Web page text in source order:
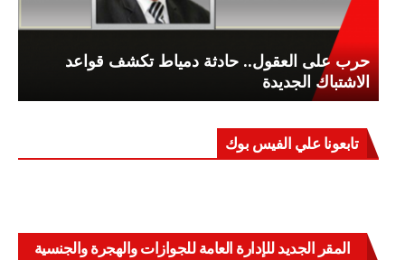
حرب على العقول.. حادثة دمياط تكشف قواعد
الاشتباك الجديدة
تابعونا علي الفيس بوك
المقر الجديد للإدارة العامة للجوازات والهجرة والجنسية